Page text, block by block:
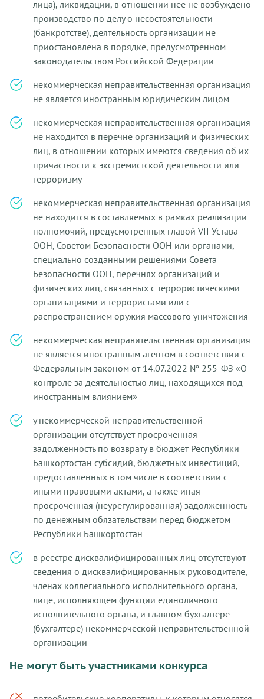
лица), ликвидации, в отношении нее не возбуждено
производство по делу о несостоятельности
(банкротстве), деятельность организации не
приостановлена в порядке, предусмотренном
законодательством Российской Федерации
некоммерческая неправительственная организация
не является иностранным юридическим лицом
некоммерческая неправительственная организация
не находится в перечне организаций и физических
лиц, в отношении которых имеются сведения об их
причастности к экстремистской деятельности или
терроризму
некоммерческая неправительственная организация
не находится в составляемых в рамках реализации
полномочий, предусмотренных главой VII Устава
ООН, Советом Безопасности ООН или органами,
специально созданными решениями Совета
Безопасности ООН, перечнях организаций и
физических лиц, связанных с террористическими
организациями и террористами или с
распространением оружия массового уничтожения
некоммерческая неправительственная организация
не является иностранным агентом в соответствии с
Федеральным законом от 14.07.2022 № 255-ФЗ «О
контроле за деятельностью лиц, находящихся под
иностранным влиянием»
у некоммерческой неправительственной
организации отсутствует просроченная
задолженность по возврату в бюджет Республики
Башкортостан субсидий, бюджетных инвестиций,
предоставленных в том числе в соответствии с
иными правовыми актами, а также иная
просроченная (неурегулированная) задолженность
по денежным обязательствам перед бюджетом
Республики Башкортостан
в реестре дисквалифицированных лиц отсутствуют
сведения о дисквалифицированных руководителе,
членах коллегиального исполнительного органа,
лице, исполняющем функции единоличного
исполнительного органа, и главном бухгалтере
(бухгалтере) некоммерческой неправительственной
организации
Не могут быть участниками конкурса